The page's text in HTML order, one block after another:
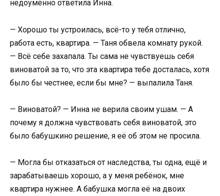
недоумённо ответила Инна.
— Хорошо ты устроилась, всё-то у тебя отлично,
работа есть, квартира. — Таня обвела комнату рукой.
— Всё себе захапала. Ты сама не чувствуешь себя
виноватой за то, что эта квартира тебе досталась, хотя
было бы честнее, если бы мне? — выпалила Таня.
— Виноватой? — Инна не верила своим ушам. — А
почему я должна чувствовать себя виноватой, это
было бабушкино решение, я её об этом не просила.
— Могла бы отказаться от наследства, ты одна, ещё и
зарабатываешь хорошо, а у меня ребёнок, мне
квартира нужнее. А бабушка могла её на двоих